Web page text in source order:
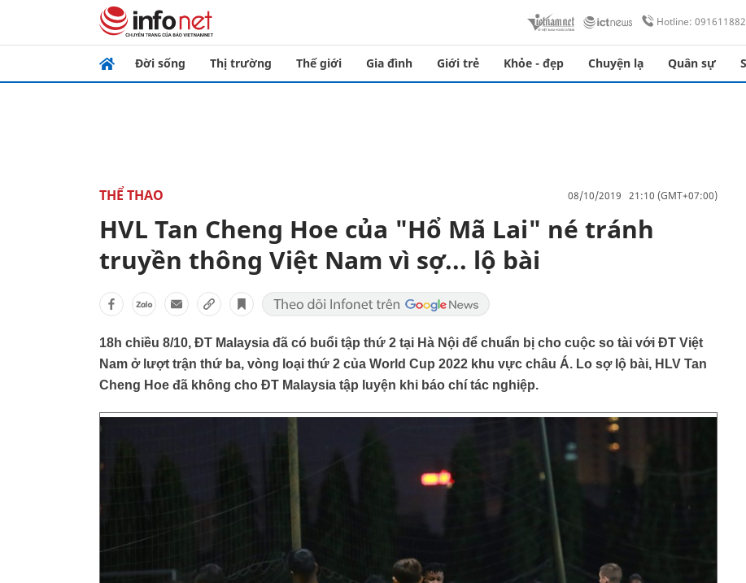
Hotline:
Đời sống Thị trường Thế giới Gia đình Giới trẻ Khỏe - đẹp Chuyện lạ Quân sự
THỂ THAO 08/10/2019 21:10 (GMT+07:00)
HVL Tan Cheng Hoe của "Hổ Mã Lai" né tránh
truyền thông Việt Nam vì sợ... lộ bài
18h chiều 8/10, ĐT Malaysia đã có buổi tập thứ 2 tại Hà Nội để chuẩn bị cho cuộc so tài với ĐT Việt
Nam ở lượt trận thứ ba, vòng loại thứ 2 của World Cup 2022 khu vực châu Á. Lo sợ lộ bài, HLV Tan
Cheng Hoe đã không cho ĐT Malaysia tập luyện khi báo chí tác nghiệp.